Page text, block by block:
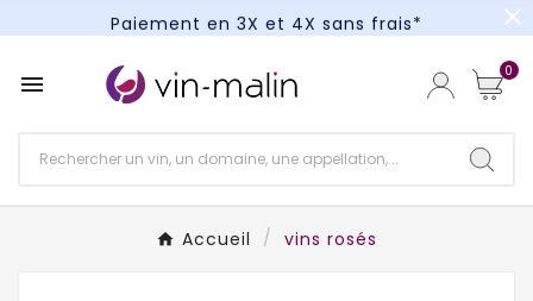
Paiement en 3X et 4X sans frais*
Paiement en 3X et 4X sans frais*
close
 0
Accueil vins rosés